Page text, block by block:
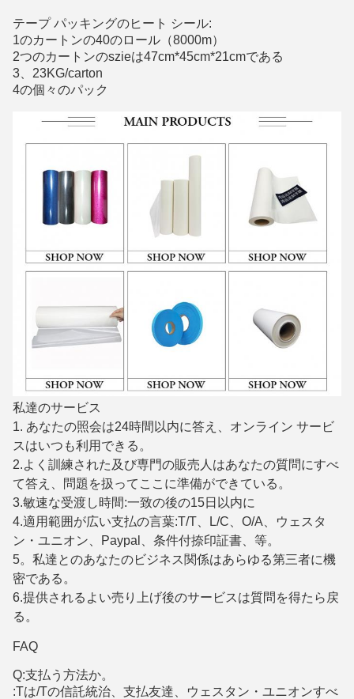
テープ パッキングのヒート シール:
1のカートンの40のロール（8000m）
2つのカートンのszieは47cm*45cm*21cmである
3、23KG/carton
4の個々のパック
私達のサービス
1. あなたの照会は24時間以内に答え、オンライン サービ
スはいつも利用できる。
2.よく訓練された及び専門の販売人はあなたの質問にすべ
て答え、問題を扱ってここに準備ができている。
3.敏速な受渡し時間:一致の後の15日以内に
4.適用範囲が広い支払の言葉:T/T、L/C、O/A、ウェスタ
ン・ユニオン、Paypal、条件付捺印証書、等。
5。私達とのあなたのビジネス関係はあらゆる第三者に機
密である。
6.提供されるよい売り上げ後のサービスは質問を得たら戻
る。
FAQ
Q:支払う方法か。
:Tは/Tの信託統治、支払友達、ウェスタン・ユニオンすべ